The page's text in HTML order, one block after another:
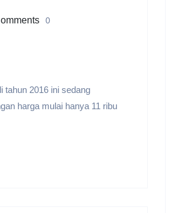
0
tahun 2016 ini sedang
harga mulai hanya 11 ribu